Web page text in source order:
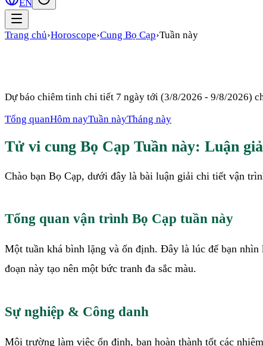
EN
Trang chủ›Horoscope›Cung Bọ Cạp›Tuần này
Dự báo chiêm tinh chi tiết 7 ngày tới (3/8/2026 - 9/8/2026)
Tổng quanHôm nayTuần nàyTháng này
Tử vi cung Bọ Cạp Tuần này: Luận
Chào bạn Bọ Cạp, dưới đây là bài luận giải chi tiết vận
Tổng quan vận trình Bọ Cạp tuần này
Một tuần khá bình lặng và ổn định. Đây là lúc để bạn
đoạn này tạo nên một bức tranh đa sắc màu.
Sự nghiệp & Công danh
Môi trường làm việc ổn định, bạn hoàn thành tốt các